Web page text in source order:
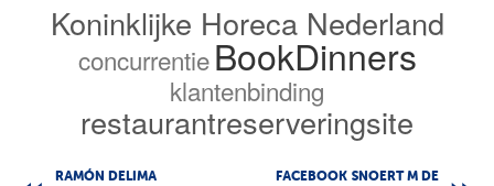
Koninklijke Horeca Nederland
concurrentie BookDinners
klantenbinding
restaurantreserveringsite
RAMÓN DELIMA
FACEBOOK SNOERT M DE